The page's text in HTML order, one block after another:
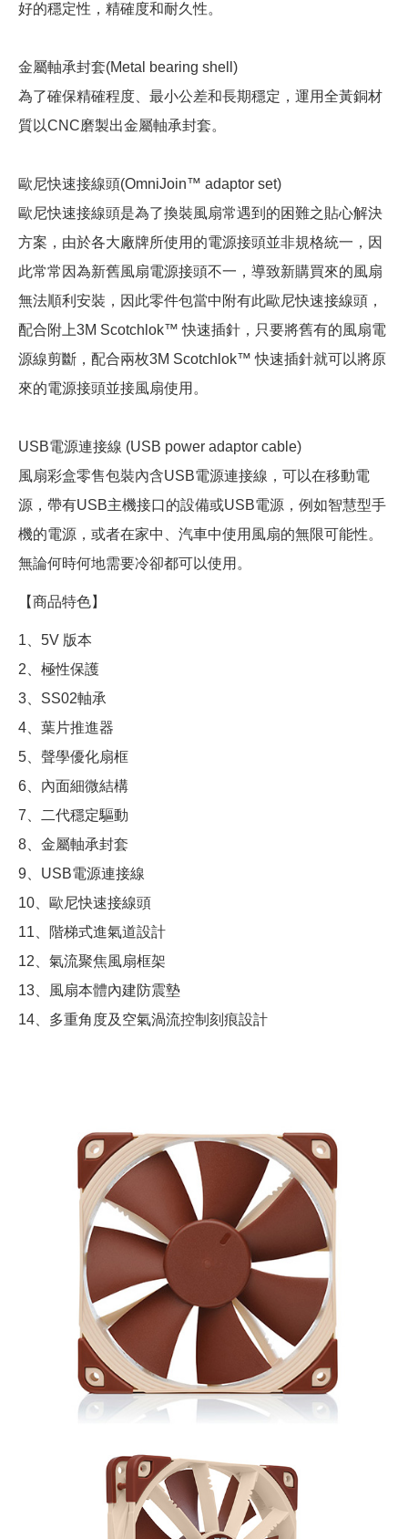
好的穩定性，精確度和耐久性。
金屬軸承封套(Metal bearing shell)
為了確保精確程度、最小公差和長期穩定，運用全黃銅材
質以CNC磨製出金屬軸承封套。
歐尼快速接線頭(OmniJoin™ adaptor set)
歐尼快速接線頭是為了換裝風扇常遇到的困難之貼心解決
方案，由於各大廠牌所使用的電源接頭並非規格統一，因
此常常因為新舊風扇電源接頭不一，導致新購買來的風扇
無法順利安裝，因此零件包當中附有此歐尼快速接線頭，
配合附上3M Scotchlok™ 快速插針，只要將舊有的風扇電
源線剪斷，配合兩枚3M Scotchlok™ 快速插針就可以將原
來的電源接頭並接風扇使用。
USB電源連接線 (USB power adaptor cable)
風扇彩盒零售包裝內含USB電源連接線，可以在移動電
源，帶有USB主機接口的設備或USB電源，例如智慧型手
機的電源，或者在家中、汽車中使用風扇的無限可能性。
無論何時何地需要冷卻都可以使用。
【商品特色】
1、5V 版本
2、極性保護
3、SS02軸承
4、葉片推進器
5、聲學優化扇框
6、內面細微結構
7、二代穩定驅動
8、金屬軸承封套
9、USB電源連接線
10、歐尼快速接線頭
11、階梯式進氣道設計
12、氣流聚焦風扇框架
13、風扇本體內建防震墊
14、多重角度及空氣渦流控制刻痕設計